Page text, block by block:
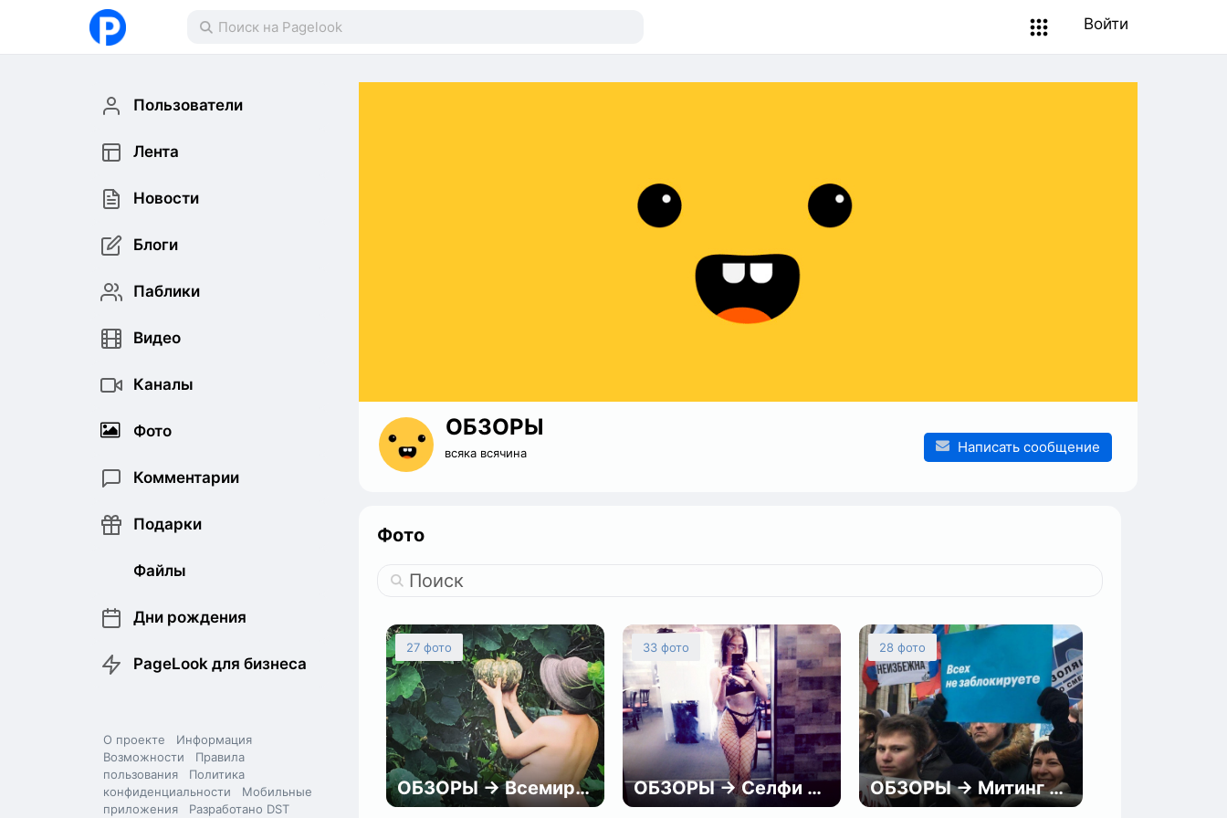
Войти
Пользователи
Лента
Новости
Блоги
Паблики
Видео
Каналы
Фото
Комментарии
Подарки
Файлы
Дни рождения
PageLook для бизнеса
О проекте
Информация
Возможности
Правила
пользования
Политика
конфиденциальности
Мобильные
приложения
Разработано DST
ОБЗОРЫ
всяка всячина Написать сообщение
Фото
Поиск
27 фото
ОБЗОРЫ → Всемирный день голого садовника
33 фото
ОБЗОРЫ → Селфи из гримерок стриптизерш
28 фото
ОБЗОРЫ → Митинг против изоляции рунета